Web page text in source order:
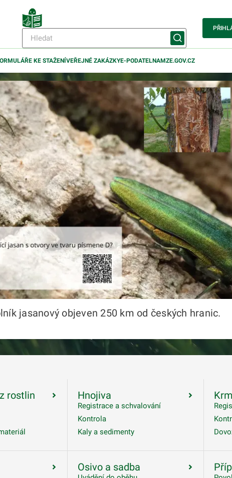
KE STAŽENÍVEŘEJNÉ ZAKÁZKYE-PODATELNAMZE.GOV.CZ
jasanový objeven 250 km od českých hranic.
rostlin Hnojiva
Registrace a schvalování
Kontrola
Kaly a sedimenty
Osivo a sadba